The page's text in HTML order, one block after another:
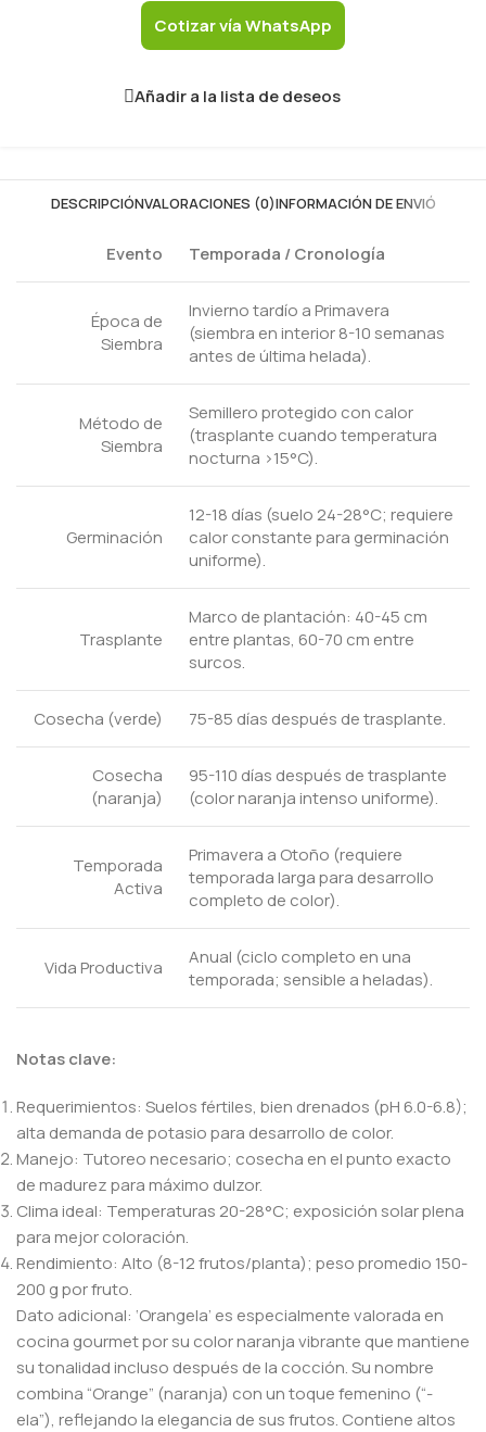
Cotizar vía WhatsApp
Añadir a la lista de deseos
DESCRIPCIÓNVALORACIONES (0)INFORMACIÓN DE ENVIÓ
Evento Temporada / Cronología
Época de
Siembra
Invierno tardío a Primavera
(siembra en interior 8-10 semanas
antes de última helada).
Método de
Siembra
Semillero protegido con calor
(trasplante cuando temperatura
nocturna >15°C).
Germinación
12-18 días (suelo 24-28°C; requiere
calor constante para germinación
uniforme).
Trasplante
Marco de plantación: 40-45 cm
entre plantas, 60-70 cm entre
surcos.
Cosecha (verde) 75-85 días después de trasplante.
Cosecha
(naranja)
95-110 días después de trasplante
(color naranja intenso uniforme).
Temporada
Activa
Primavera a Otoño (requiere
temporada larga para desarrollo
completo de color).
Vida Productiva
Anual (ciclo completo en una
temporada; sensible a heladas).
Notas clave:
Requerimientos: Suelos fértiles, bien drenados (pH 6.0-6.8);
alta demanda de potasio para desarrollo de color.
Manejo: Tutoreo necesario; cosecha en el punto exacto
de madurez para máximo dulzor.
Clima ideal: Temperaturas 20-28°C; exposición solar plena
para mejor coloración.
Rendimiento: Alto (8-12 frutos/planta); peso promedio 150-
200 g por fruto.
Dato adicional: ‘Orangela’ es especialmente valorada en
cocina gourmet por su color naranja vibrante que mantiene
su tonalidad incluso después de la cocción. Su nombre
combina “Orange” (naranja) con un toque femenino (“-
ela”), reflejando la elegancia de sus frutos. Contiene altos